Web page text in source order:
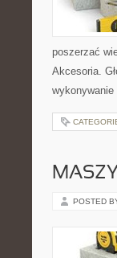
poszerzać
Akcesoria.
POSTED